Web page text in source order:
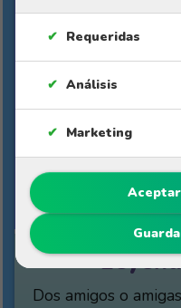
Requeridas
✔
Análisis
✔
Marketing
✔
Dos amigos o